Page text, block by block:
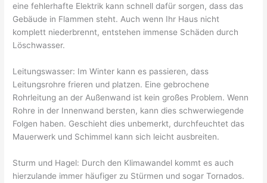
eine fehlerhafte Elektrik kann schnell dafür sorgen, dass das
Gebäude in Flammen steht. Auch wenn Ihr Haus nicht
komplett niederbrennt, entstehen immense Schäden durch
Löschwasser.
Leitungswasser: Im Winter kann es passieren, dass
Leitungsrohre frieren und platzen. Eine gebrochene
Rohrleitung an der Außenwand ist kein großes Problem. Wenn
Rohre in der Innenwand bersten, kann dies schwerwiegende
Folgen haben. Geschieht dies unbemerkt, durchfeuchtet das
Mauerwerk und Schimmel kann sich leicht ausbreiten.
Sturm und Hagel: Durch den Klimawandel kommt es auch
hierzulande immer häufiger zu Stürmen und sogar Tornados.